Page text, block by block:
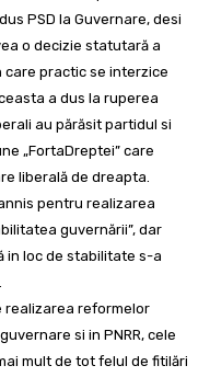
PSD la Guvernare, desi
o decizie statutară a
care practic se interzice
a dus la ruperea
au părăsit partidul si
„FortaDreptei” care
liberală de dreapta.
pentru realizarea
guvernării”, dar
in loc de stabilitate s-a
realizarea reformelor
si in PNRR, cele
mult de tot felul de fitilări